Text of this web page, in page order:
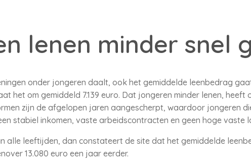
lenen minder snel
onder jongeren daalt, ook het gemiddelde leenbedrag
het om gemiddeld 7.139 euro. Dat jongeren minder lenen,
zijn de afgelopen jaren aangescherpt, waardoor jongeren
stabiel inkomen, vaste arbeidscontracten en geen hoge vaste
alle leeftijden, dan constateert de site dat het gemiddelde
13.080 euro een jaar eerder.